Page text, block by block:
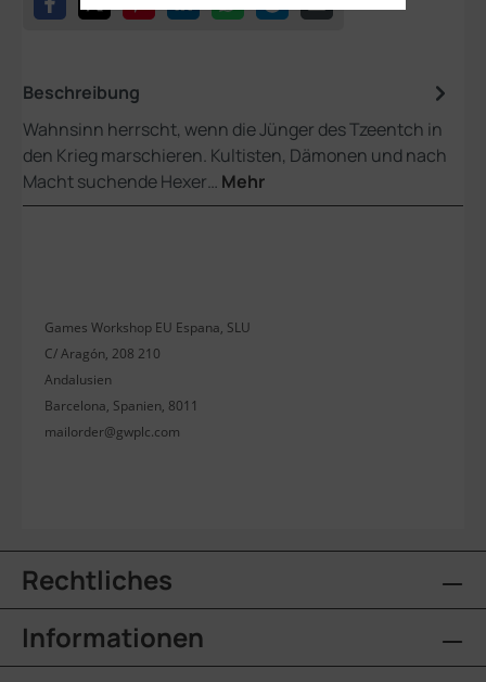
Beschreibung
Wahnsinn herrscht, wenn die Jünger des Tzeentch in
den Krieg marschieren. Kultisten, Dämonen und nach
Macht suchende Hexer… Mehr
Games Workshop EU Espana, SLU
C/ Aragón, 208 210
Andalusien
Barcelona, Spanien, 8011
mailorder@gwplc.com
Rechtliches
Informationen